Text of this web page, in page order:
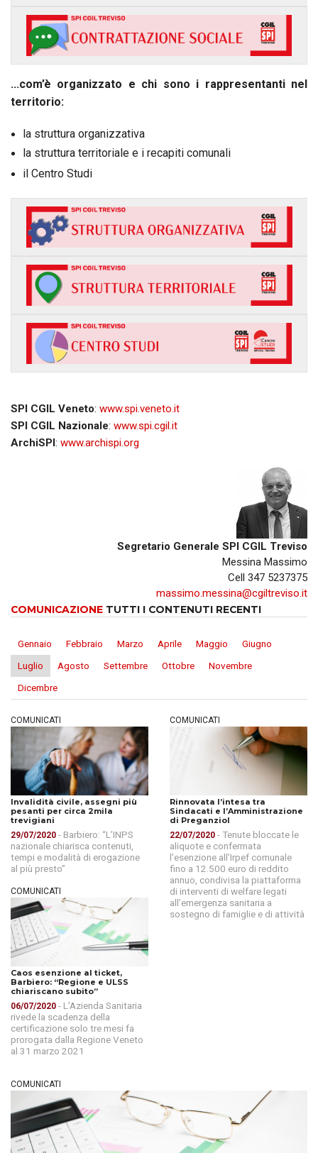
...com’è organizzato e chi sono i rappresentanti nel
territorio:
la struttura organizzativa
la struttura territoriale e i recapiti comunali
il Centro Studi
SPI CGIL Veneto: www.spi.veneto.it
SPI CGIL Nazionale: www.spi.cgil.it
ArchiSPI: www.archispi.org
Segretario Generale SPI CGIL Treviso
Messina Massimo
Cell 347 5237375
massimo.messina@cgiltreviso.it
COMUNICAZIONE TUTTI I CONTENUTI RECENTI
Gennaio Febbraio Marzo Aprile Maggio
Giugno
Luglio
Agosto Settembre Ottobre
Novembre
Dicembre
COMUNICATI
Invalidità civile, assegni più
pesanti per circa 2mila
trevigiani
29/07/2020 - Barbiero: “L’INPS
nazionale chiarisca contenuti,
tempi e modalità di erogazione
al più presto”
COMUNICATI
Caos esenzione al ticket,
Barbiero: “Regione e ULSS
chiariscano subito”
06/07/2020 - L’Azienda Sanitaria
rivede la scadenza della
certificazione solo tre mesi fa
prorogata dalla Regione Veneto
al 31 marzo 2021
COMUNICATI
Rinnovata l’intesa tra
Sindacati e l’Amministrazione
di Preganziol
22/07/2020 - Tenute bloccate le
aliquote e confermata
l’esenzione all’Irpef comunale
fino a 12.500 euro di reddito
annuo, condivisa la piattaforma
di interventi di welfare legati
all’emergenza sanitaria a
sostegno di famiglie e di attività
COMUNICATI